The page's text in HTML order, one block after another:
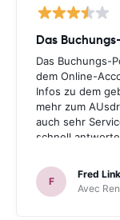
Das
Das Buchungs-
dem Online-
Infos zu dem
mehr zum
auch sehr
schnell
gute Erfahrung.
als meinen
auch für
F
Fred
Avec